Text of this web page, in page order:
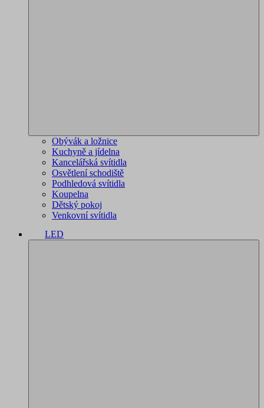
Obývák a ložnice
Kuchyně a jídelna
Kancelářská svítidla
Osvětlení schodiště
Podhledová svítidla
Koupelna
Dětský pokoj
Venkovní svítidla
LED